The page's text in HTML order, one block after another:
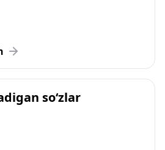
so‘zlar